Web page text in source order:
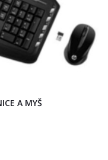
A MYŠ